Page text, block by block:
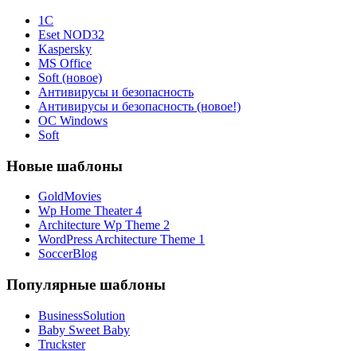
1С
Eset NOD32
Kaspersky
MS Office
Soft (новое)
Антивирусы и безопасность
Антивирусы и безопасность (новое!)
ОС Windows
Soft
Новые шаблоны
GoldMovies
Wp Home Theater 4
Architecture Wp Theme 2
WordPress Architecture Theme 1
SoccerBlog
Популярные шаблоны
BusinessSolution
Baby Sweet Baby
Truckster